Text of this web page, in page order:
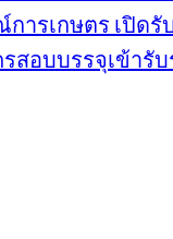
ารเกษตร เปิด
สอบบรรจุเข้ารั